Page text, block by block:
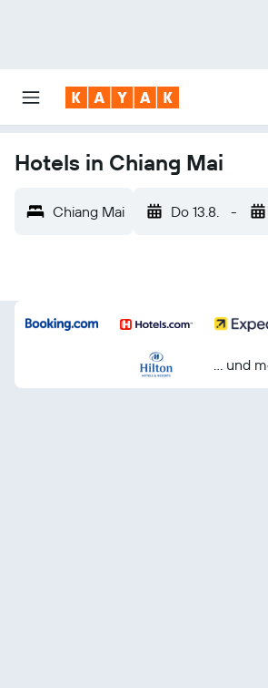
Hotels in Chiang Mai
Chiang Mai Do 13.8. -
… und